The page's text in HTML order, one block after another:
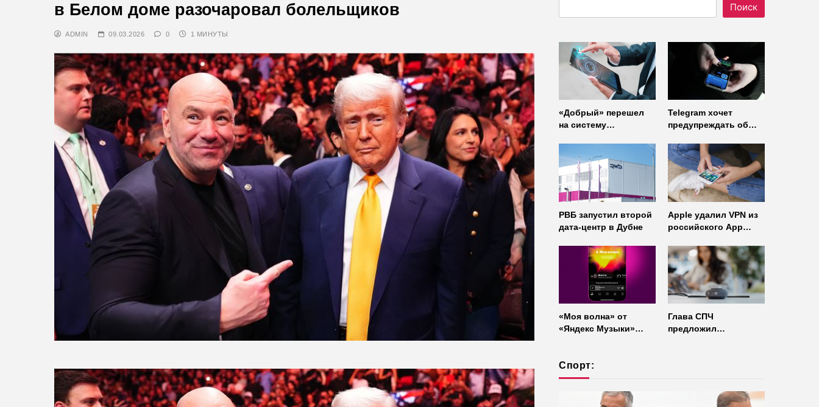
в Белом доме разочаровал болельщиков
ADMIN 09.03.2026 0 1 МИНУТЫ
Поиск
«Добрый» перешел
на систему
«Газинформсервис»
Telegram хочет
предупреждать об
неофициальных
клиентов
мессенджера
РВБ запустил второй
дата-центр в Дубне
Apple удалил VPN из
российского App
«Моя волна» от
«Яндекс Музыки»
Глава СПЧ
предложил
Спорт: